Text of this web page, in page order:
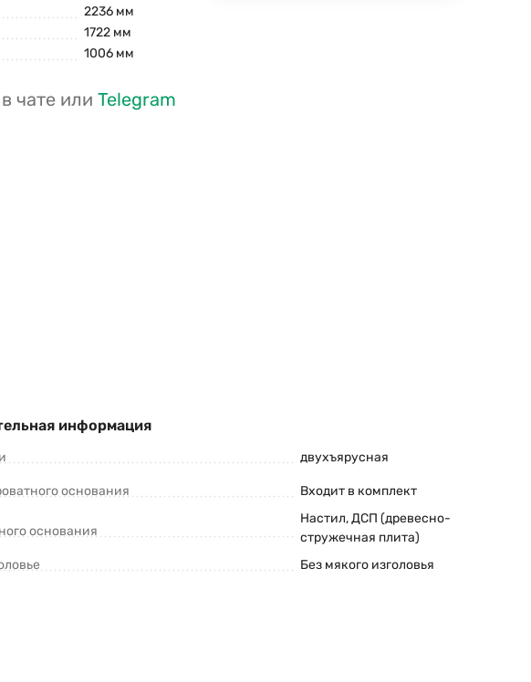
2236 мм
1722 мм
1006 мм
чате илиTelegram
информация
двухъярусная
основания Входит в комплект
основания
Настил, ДСП (древесно-
стружечная плита)
Без мякого изголовья